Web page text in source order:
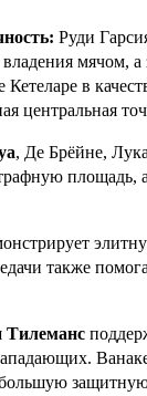
Руди
мячом,
в
центральная
, Де Брёйне,
площадь,
также